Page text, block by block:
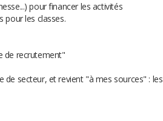
pour financer les activités
pour les classes.
de recrutement"
de secteur, et revient "à mes sources" : les